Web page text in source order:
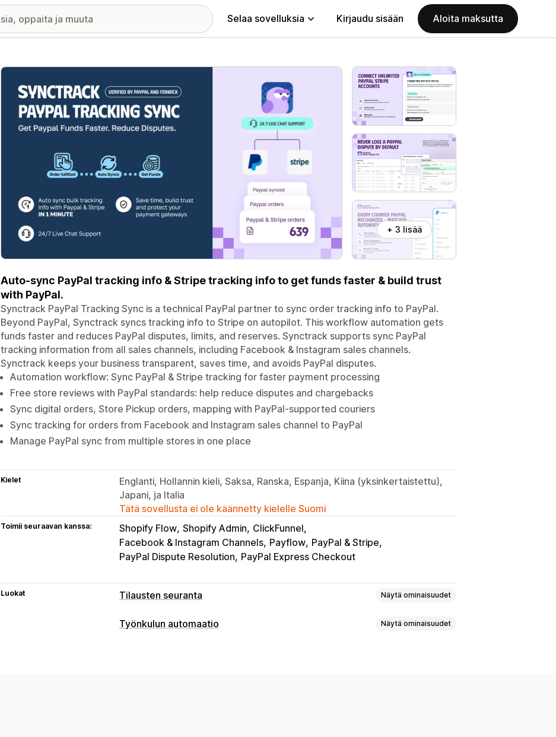
Selaa sovelluksia Kirjaudu sisään Aloita maksutta
Esittelykuvagalleria
+ 3 lisää
Auto-sync PayPal tracking info & Stripe tracking info to get funds faster & build trust
with PayPal.
Synctrack PayPal Tracking Sync is a technical PayPal partner to sync order tracking info to PayPal.
Beyond PayPal, Synctrack syncs tracking info to Stripe on autopilot. This workflow automation gets
funds faster and reduces PayPal disputes, limits, and reserves. Synctrack supports sync PayPal
tracking information from all sales channels, including Facebook & Instagram sales channels.
Synctrack keeps your business transparent, saves time, and avoids PayPal disputes.
Automation workflow: Sync PayPal & Stripe tracking for faster payment processing
Free store reviews with PayPal standards: help reduce disputes and chargebacks
Sync digital orders, Store Pickup orders, mapping with PayPal-supported couriers
Sync tracking for orders from Facebook and Instagram sales channel to PayPal
Manage PayPal sync from multiple stores in one place
Kielet
Englanti, Hollannin kieli, Saksa, Ranska, Espanja, Kiina (yksinkertaistettu),
Japani, ja Italia
Tätä sovellusta ei ole käännetty kielelle Suomi
Toimii seuraavan kanssa: Shopify Flow Shopify Admin ClickFunnel
Facebook & Instagram Channels Payflow PayPal & Stripe
PayPal Dispute Resolution PayPal Express Checkout
Luokat Tilausten seuranta Näytä ominaisuudet
Seuranta
Työnkulun automaatio Näytä ominaisuudet